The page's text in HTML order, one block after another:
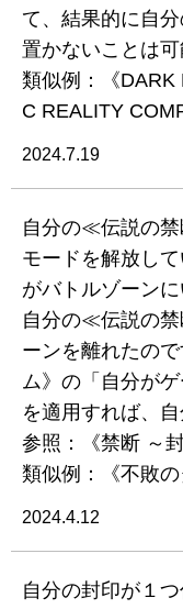
て、結果的に自
置かないことは可
類似例：《DARK
C REALITY
2024.7.19
自分の≪伝説の
モードを解放し
がバトルゾーンに
自分の≪伝説の
ーンを離れたの
ム》の「自分が
を適用すれば、
参照：《禁断 ～
類似例：《不敗の
2024.4.12
自分の封印が１